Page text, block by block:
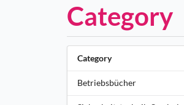
Category
Category
Betriebsbücher